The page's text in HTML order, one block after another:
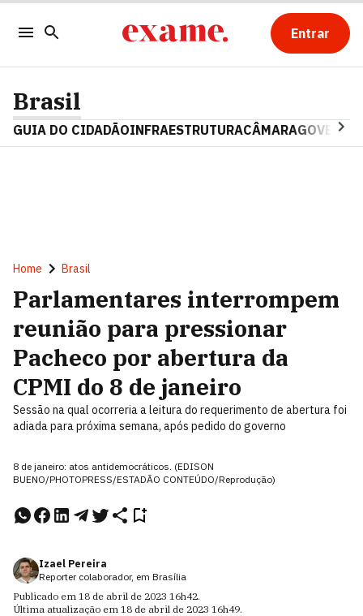
Entrar
Brasil
GUIA DO CIDADÃOINFRAESTRUTURACÂMARAGOVERNO
Home Brasil
Parlamentares interrompem
reunião para pressionar
Pacheco por abertura da
CPMI do 8 de janeiro
Sessão na qual ocorreria a leitura do requerimento de abertura foi
adiada para próxima semana, após pedido do governo
8 de janeiro: atos antidemocráticos. (EDISON
BUENO/PHOTOPRESS/ESTADÃO CONTEÚDO/Reprodução)
Izael Pereira
Reporter colaborador, em Brasília
Publicado em 18 de abril de 2023 16h42.
Última atualização em 18 de abril de 2023 16h49.